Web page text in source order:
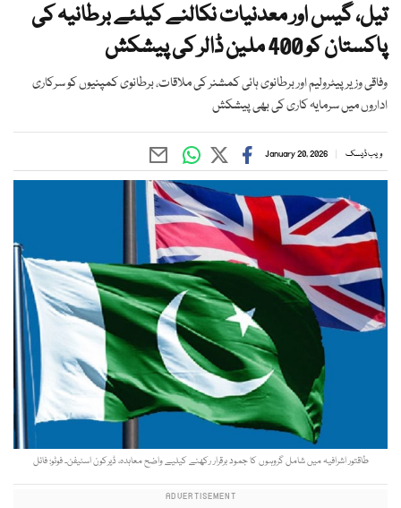
تیل، گیس اور معدنیات نکالنے کیلئے برطانیہ کی
پاکستان کو 400 ملین ڈالر کی پیشکش
وفاقی وزیر پیٹرولیم اور برطانوی ہائی کمشنر کی ملاقات، برطانوی کمپنیوں کو سرکاری
اداروں میں سرمایہ کاری کی بھی پیشکش
ویب ڈیسک January 20, 2026
طاقتور اشرافیہ میں شامل گروہوں کا جمود برقرار رکھنے کیلیے واضح معاہدہ، ڈیرکون اسٹیفن۔ فوٹو: فائل